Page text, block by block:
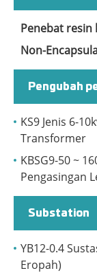
Penebat resin
Non-
Pengubah
KS9 Jenis 6-
Transformer
KBSG9-50 ~
Pengasingan
Substation
YB12-0.4
Eropah)